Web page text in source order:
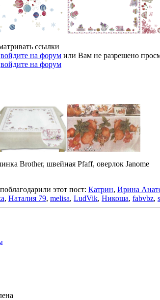
ссылки
войдите на форум или Вам не разрешено
войдите на форум
Brother, швейная Pfaff, оверлок Janome
этот пост: Катрин, Ирина
, Наталия 79, melisa, LudVik, Никоша, fabvbz,